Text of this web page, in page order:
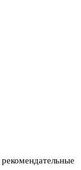
рекомендательные